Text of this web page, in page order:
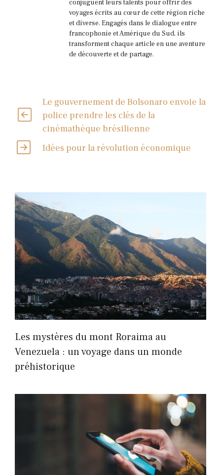
conjuguent leurs talents pour offrir des
voyages écrits au cœur de cette région riche
et diverse. Engagés dans le dialogue entre
francophonie et Amérique du Sud, ils
transforment chaque article en une aventure
de découverte et de partage.
Le gouvernement de Bolsonaro envoie la
police prendre les clés de la
cinémathèque brésilienne
Idées pour la révolution économique
Les mystères du mont Roraima au
Venezuela : un voyage dans un monde
préhistorique